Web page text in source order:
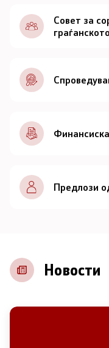
Документи
Совет
За советот
Документи
Записници и
Советот
Контакт
Совет за
Предлози
Новости